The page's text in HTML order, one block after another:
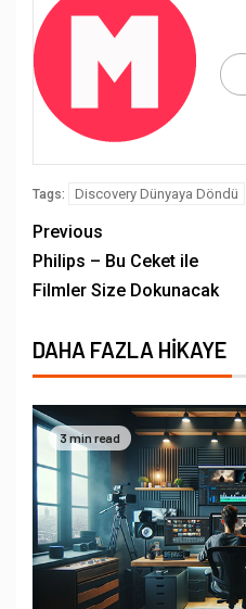
Tags: Discovery Dünyaya Döndü
Previous
Philips – Bu Ceket ile
Filmler Size Dokunacak
DAHA FAZLA HIKAYE
3 min read